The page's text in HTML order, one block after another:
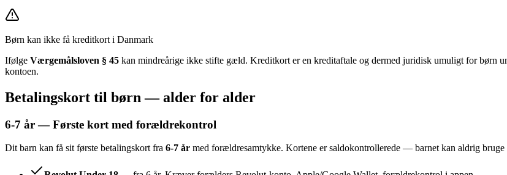
Børn kan ikke få kreditkort i Danmark
Ifølge Værgemålsloven § 45 kan mindreårige ikke stifte gæld. Kreditkort er en kreditaftale og dermed juridisk umuligt for børn
kontoen.
Betalingskort til børn — alder for alder
6-7 år — Første kort med forældrekontrol
Dit barn kan få sit første betalingskort fra 6-7 år med forældresamtykke. Kortene er saldokontrollerede — barnet kan aldrig bruge